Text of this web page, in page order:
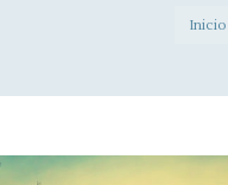
Inicio